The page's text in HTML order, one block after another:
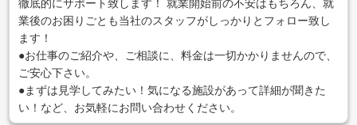
徹底的にサポート致します！ 就業開始前の不安はもちろん、就
業後のお困りごとも当社のスタッフがしっかりとフォロー致し
ます！
●お仕事のご紹介や、ご相談に、料金は一切かかりませんので、
ご安心下さい。
●まずは見学してみたい！気になる施設があって詳細が聞きた
い！など、お気軽にお問い合わせください。